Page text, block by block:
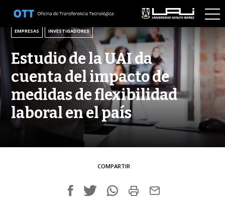
4 DE NOVIEMBRE DE 2021
EMPRESAS INVESTIGADORES
Estudio de la UAI da
cuenta del impacto de
medidas de flexibilidad
laboral en el país
COMPARTIR